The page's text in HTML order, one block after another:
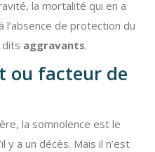
la mortalité qui en a
de protection du
dits aggravants.
ou facteur de
la somnolence est le
y a un décès. Mais il n’est